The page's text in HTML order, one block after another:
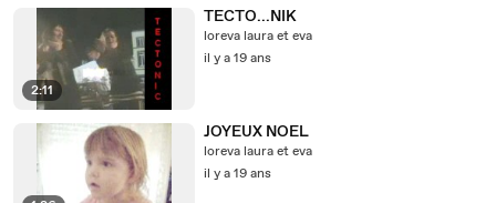
2:11
TECTO...NIK
loreva laura et eva
il y a 19 ans
JOYEUX NOEL
loreva laura et eva
il y a 19 ans